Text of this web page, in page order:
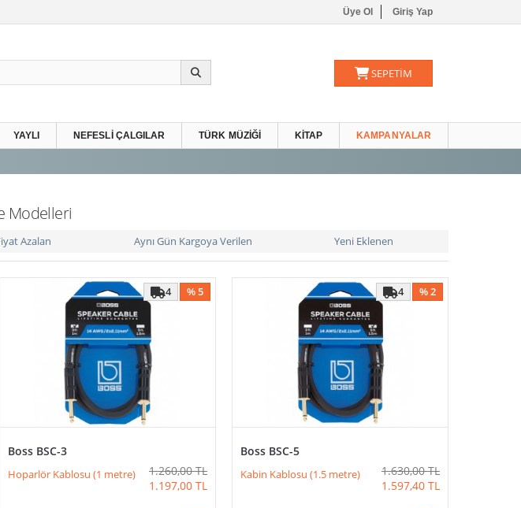
Üye Ol Giriş Yap
SEPETİM
YAYLI NEFESLI ÇALGILAR TÜRK MÜZIĞI KITAP KAMPANYALAR
Modelleri
Azalan Aynı Gün Kargoya Verilen Yeni Eklenen
% 5
4
Boss BSC-3
Hoparlör Kablosu (1 metre) 1.260,00 TL
1.197,00 TL
% 2
4
Boss BSC-5
Kabin Kablosu (1.5 metre) 1.630,00 TL
1.597,40 TL